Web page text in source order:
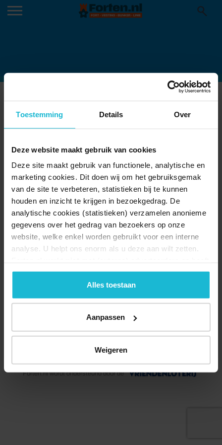
Toestemming Details Over
Deze website maakt gebruik van cookies
Deze site maakt gebruik van functionele, analytische en
marketing cookies. Dit doen wij om het gebruiksgemak
van de site te verbeteren, statistieken bij te kunnen
houden en inzicht te krijgen in bezoekgedrag. De
analytische cookies (statistieken) verzamelen anonieme
gegevens over het gedrag van bezoekers op onze
website, welke enkel worden gebruikt voor een interne
analyse. U helpt ons enorm als u deze aan wilt zetten.
geen commerciële doelstelling. U kunt deze cookies via
de knoppen accepteren, beheren of weigeren.
Alles toestaan
Aanpassen
Weigeren
F104DD98-2075-4F3B-92A3-
0661EA106E0F
© 2026 Stichting Forten Nederland
Forten.nl wordt ondersteund door de